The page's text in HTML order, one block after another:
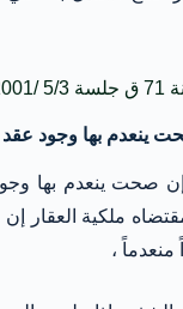
ينعدم بها وجود عقد
صحت ينعدم بها وجود
بمقتضاه ملكية
،